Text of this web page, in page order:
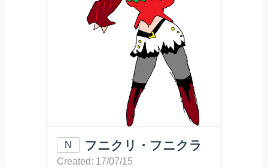
N フニクリ・フニクラ
Created: 17/07/15